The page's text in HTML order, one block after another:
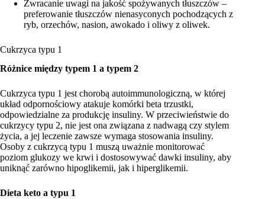
Zwracanie uwagi na jakość spożywanych tłuszczów –
preferowanie tłuszczów nienasyconych pochodzących z
ryb, orzechów, nasion, awokado i oliwy z oliwek.
Cukrzyca typu 1
Różnice między typem 1 a typem 2
Cukrzyca typu 1 jest chorobą autoimmunologiczną, w której
układ odpornościowy atakuje komórki beta trzustki,
odpowiedzialne za produkcję insuliny. W przeciwieństwie do
cukrzycy typu 2, nie jest ona związana z nadwagą czy stylem
życia, a jej leczenie zawsze wymaga stosowania insuliny.
Osoby z cukrzycą typu 1 muszą uważnie monitorować
poziom glukozy we krwi i dostosowywać dawki insuliny, aby
uniknąć zarówno hipoglikemii, jak i hiperglikemii.
Dieta keto a typu 1